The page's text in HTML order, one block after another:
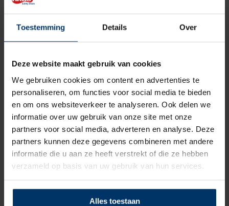
Toestemming Details Over
Deze website maakt gebruik van cookies
We gebruiken cookies om content en advertenties te
personaliseren, om functies voor social media te bieden
en om ons websiteverkeer te analyseren. Ook delen we
informatie over uw gebruik van onze site met onze
partners voor social media, adverteren en analyse. Deze
partners kunnen deze gegevens combineren met andere
informatie die u aan ze heeft verstrekt of die ze hebben
verzameld op basis van uw gebruik van hun services.
Alles toestaan
Puma 644400 Iconic Black/Gum Low S1PL +Shoeboy's
Schrijf je eigen review
Er zijn nog geen reviews geschreven over dit product..